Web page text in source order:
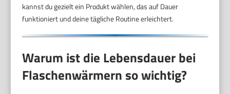
kannst du gezielt ein Produkt wählen, das auf Dauer
funktioniert und deine tägliche Routine erleichtert.
Warum ist die Lebensdauer bei
Flaschenwärmern so wichtig?